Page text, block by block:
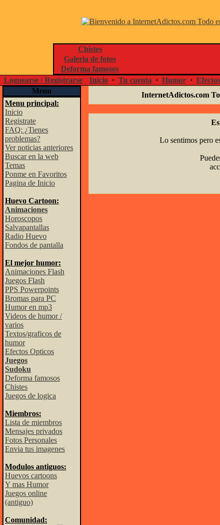
Chistes
Galeria de fotos
Deforma famosos
Loguearse | Registrarse
Inicio · Tu cuenta · Humor ·
Menu
Menu principal:
Inicio
Registrate
FAQ: ¿Tienes
problemas?
Ver noticias anteriores
Buscar en la web
Temas
Ponme en Favoritos
Pagina de Inicio
Huevo Cartoon:
Animaciones
Horoscopos
Salvapantallas
Radio Huevo
Fondos de pantalla
El mejor humor:
Animaciones Flash
Juegos Flash
PPS Powerpoints
Bromas para PC
Humor en mp3
Videos de humor /
varios
Textos/graficos de
humor
Efectos Opticos
Juegos
Sudoku
Deforma famosos
Chistes
Juegos de logica
Miembros:
Lista de miembros
Mensajes privados
Fotos Personales
Envia tus imagenes
Modulos antiguos:
Huevos cartoons
Y mas Humor
Juegos online
(antiguo)
Comunidad:
InternetAdictos.com
Lo sentimos pero